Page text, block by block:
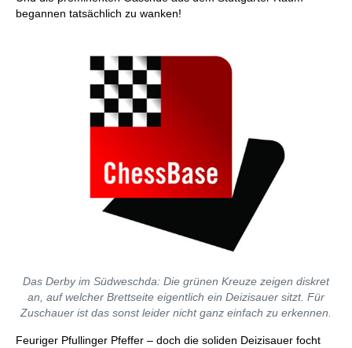
begannen tatsächlich zu wanken!
Das Derby im Südweschda: Die grünen Kreuze zeigen diskret
an, auf welcher Brettseite eigentlich ein Deizisauer sitzt. Für
Zuschauer ist das sonst leider nicht ganz einfach zu erkennen.
Feuriger Pfullinger Pfeffer – doch die soliden Deizisauer focht